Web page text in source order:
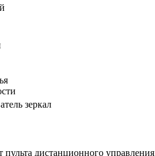
зеркал
дистанционного управления